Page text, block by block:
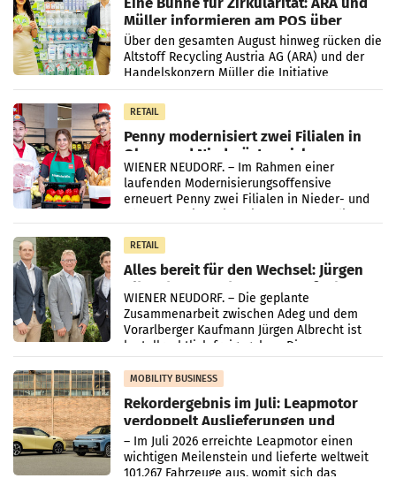
Müller informieren am POS über
Kreislauffähigkeit
Über den gesamten August hinweg rücken die
Altstoff Recycling Austria AG (ARA) und der
Handelskonzern Müller die Initiative
„Kreislauf-Helden“ in allen österreichischen
Müller-Filialen
RETAIL
Penny modernisiert zwei Filialen in
Ober- und Niederösterreich
WIENER NEUDORF. – Im Rahmen einer
laufenden Modernisierungsoffensive
erneuert Penny zwei Filialen in Nieder- und
RETAIL
Alles bereit für den Wechsel: Jürgen
Albrecht setzt ab 1.1.2027 auf Adeg
WIENER NEUDORF. – Die geplante
Zusammenarbeit zwischen Adeg und dem
Vorarlberger Kaufmann Jürgen Albrecht ist
kartellrechtlich freigegeben: Die
Bundeswettbewerbsbehörde und der
Bundeskartellanwalt
MOBILITY BUSINESS
Rekordergebnis im Juli: Leapmotor
verdoppelt Auslieferungen und
überschreitet die 100.000er-Marke
– Im Juli 2026 erreichte Leapmotor einen
wichtigen Meilenstein und lieferte weltweit
101.267 Fahrzeuge aus, womit sich das